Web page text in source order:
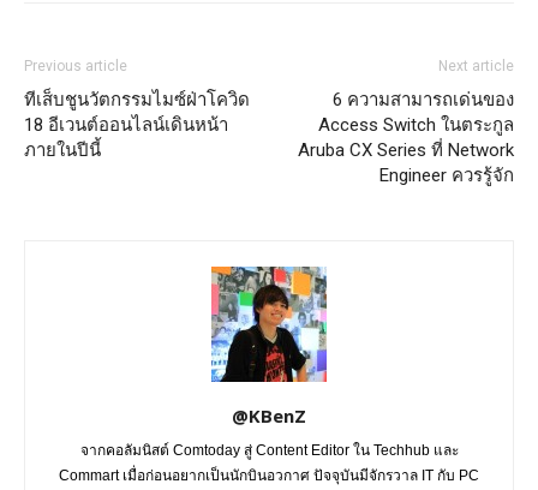
Previous article
ทีเส็บชูนวัตกรรมไมซ์ฝ่าโควิด
18 อีเวนต์ออนไลน์เดินหน้า
ภายในปีนี้
Next article
6 ความสามารถเด่นของ
Access Switch ในตระกูล
Aruba CX Series ที่ Network
Engineer ควรรู้จัก
@KBenZ
จากคอลัมนิสต์ Comtoday สู่ Content Editor ใน Techhub และ
Commart เมื่อก่อนอยากเป็นนักบินอวกาศ ปัจจุบันมีจักรวาล IT กับ PC